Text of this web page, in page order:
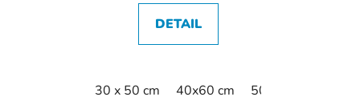
DETAIL
30 x 50 cm 40x60 cm 50 x 70 cm